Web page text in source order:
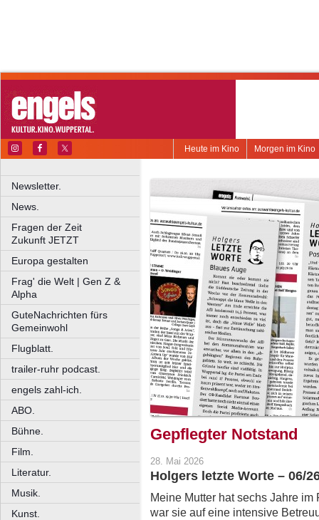
Morgen im Kino
Heute im Kino
Newsletter.
News.
Fragen der Zeit
Zukunft JETZT
Europa gestalten
Frag' die Welt | Gen Z &
Alpha
GuteNachrichten fürs
Gemeinwohl
Flugblatt.
trailer-ruhr podcast.
engels zahl-ich.
ABO.
Bühne.
Film.
Literatur.
Musik.
Kunst.
Gepflegter Notstand
28. Mai 2026
Holgers letzte Worte – 06/
Meine Mutter hat sechs Jahre
war sie auf eine intensive